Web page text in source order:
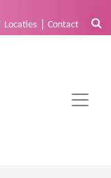
Locaties Contact